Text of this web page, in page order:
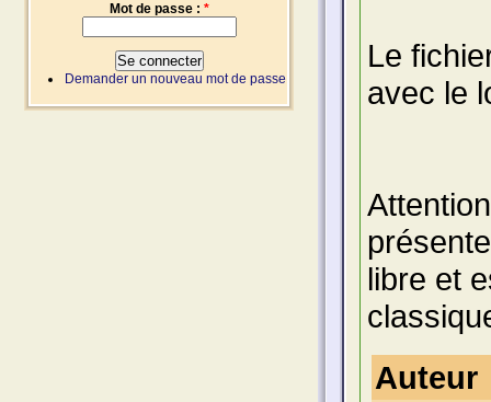
Le
avec le
libre et
Auteur
Mot de passe : *
Demander un nouveau mot de passe